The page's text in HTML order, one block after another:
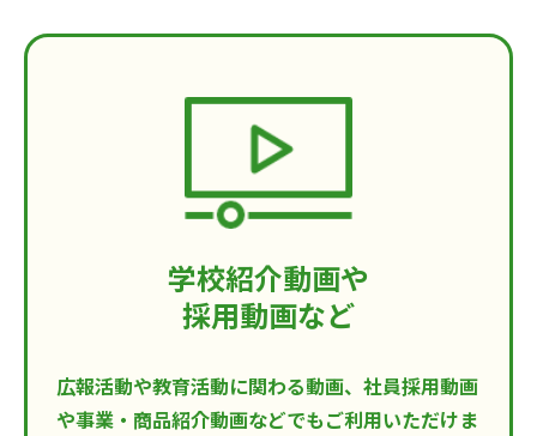
学校紹介動画や
採用動画など
広報活動や教育活動に関わる動画、社員採用動画
や事業・商品紹介動画などでもご利用いただけま